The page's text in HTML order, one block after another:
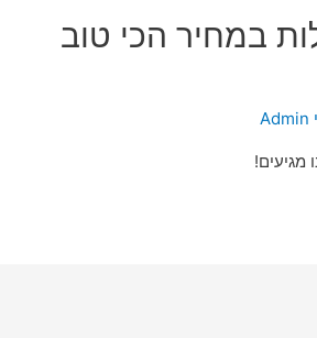
במחיר הכי טוב
Admin
מגיעים!